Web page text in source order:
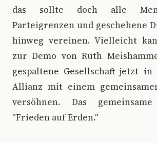
das sollte doch alle
Parteigrenzen und geschehene
hinweg vereinen. Vielleicht
zur Demo von Ruth
gespaltene Gesellschaft jetzt
Allianz mit einem
versöhnen. Das
"Frieden auf Erden."